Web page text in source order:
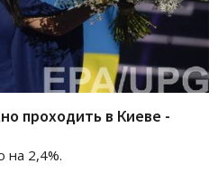
проходить в Киеве -
на 2,4%.